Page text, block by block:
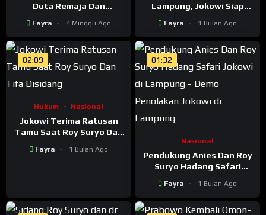
Duta Remaja Dan
Meliput Tamu di Rumah
Jokowi
Fayra 4 Minggu Ago
Lampung, Jokowi Siap
dan Jawa Barat
Fayra 1 Bulan Ago
02:09
Hukum Nasional
Jokowi Terima Ratusan
Tamu Saat Roy Suryo Dan
Fayra 1 Bulan Ago
01:32
Nasional
Pendukung Anies Dan Roy
Suryo Hadang Safari
Penolakan Jokowi di
Lampung
Fayra 1 Bulan Ago